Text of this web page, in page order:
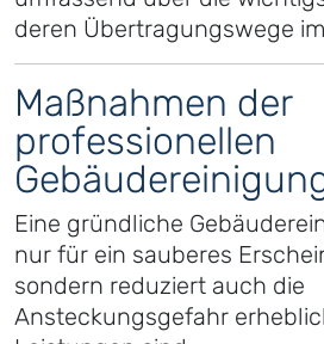
deren Übertragungswege
Maßnahmen der
professionellen
Eine gründliche
nur für ein sauberes
sondern reduziert auch die
Ansteckungsgefahr